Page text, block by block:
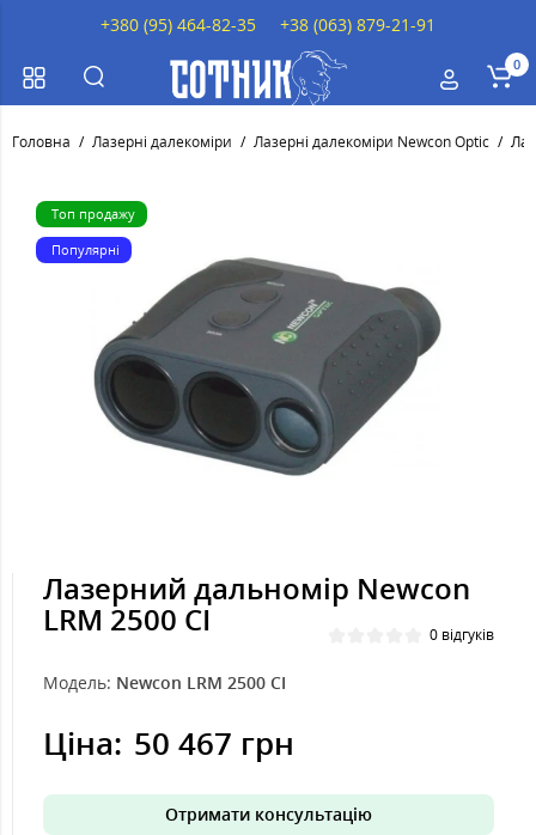
0
Головна Лазерні далекоміри Лазерні далекоміри Newcon Optic
Топ продажу
Популярні
Лазерний дальномір Newcon
LRM 2500 CI 0 відгуків
Модель: Newcon LRM 2500 CI
Ціна: 50 467 грн
Отримати консультацію
+380 (95) 464-82-35 +38 (063) 879-21-91